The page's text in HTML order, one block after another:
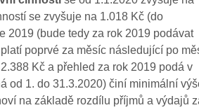
se zvyšuje na 1.018 Kč (do
2019 (bude tedy za rok 2019 podávat
poprvé za měsíc následující po
Kč a přehled za rok 2019 podá v
od 1. do 31.3.2020) činí minimální
na základě rozdílu příjmů a výdajů